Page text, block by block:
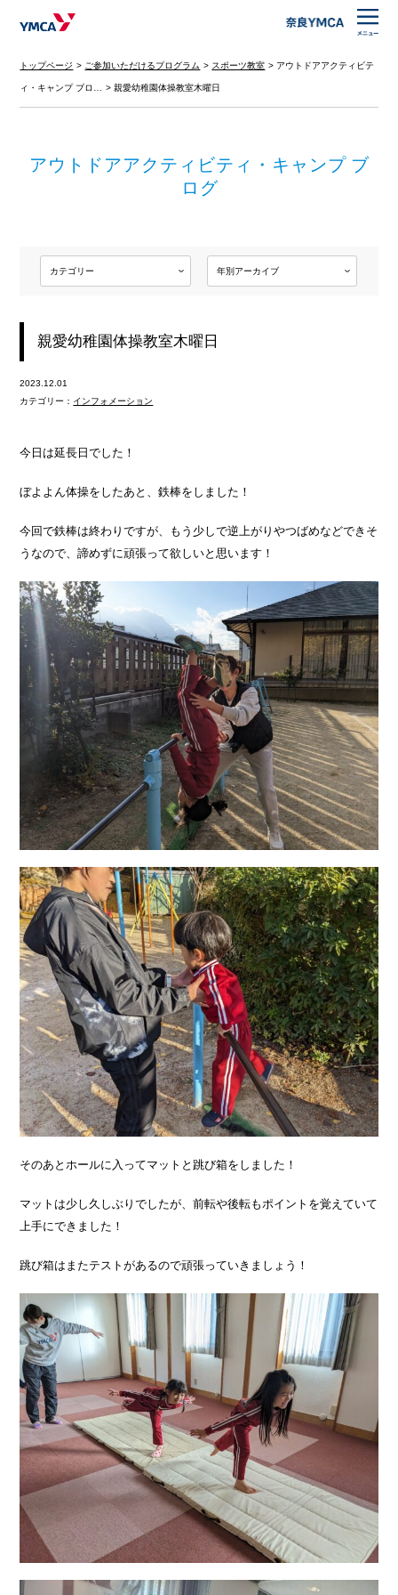
トップページ ご参加いただけるプログラム スポーツ教室 アウトドアアクティビテ
ィ・キャンプ ブロ… 親愛幼稚園体操教室木曜日
アウトドアアクティビティ・キャンプ ブ
ログ
親愛幼稚園体操教室木曜日
2023.12.01
カテゴリー： インフォメーション
今日は延長日でした！
ぼよよん体操をしたあと、鉄棒をしました！
今回で鉄棒は終わりですが、もう少しで逆上がりやつばめなどできそ
うなので、諦めずに頑張って欲しいと思います！
そのあとホールに入ってマットと跳び箱をしました！
マットは少し久しぶりでしたが、前転や後転もポイントを覚えていて
上手にできました！
跳び箱はまたテストがあるので頑張っていきましょう！